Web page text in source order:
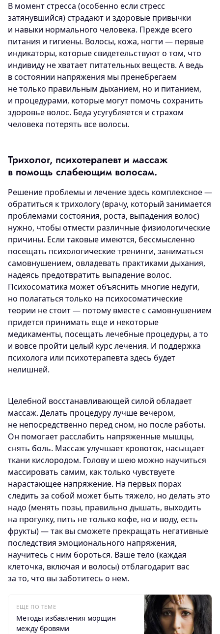
В момент стресса (особенно если стресс
затянувшийся) страдают и здоровые привычки
и навыки нормального человека. Прежде всего
питания и гигиены. Волосы, кожа, ногти — первые
индикаторы, которые свидетельствуют о том, что
индивиду не хватает питательных веществ. А ведь
в состоянии напряжения мы пренебрегаем
не только правильным дыханием, но и питанием,
и процедурами, которые могут помочь сохранить
здоровье волос. Беда усугубляется и страхом
человека потерять все волосы.
Трихолог, психотерапевт и массаж
в помощь слабеющим волосам.
Решение проблемы и лечение здесь комплексное —
обратиться к трихологу (врачу, который занимается
проблемами состояния, роста, выпадения волос)
нужно, чтобы отмести различные физиологические
причины. Если таковые имеются, бессмысленно
посещать психологические тренинги, заниматься
самовнушением, овладевать практиками дыхания,
надеясь предотвратить выпадение волос.
Психосоматика может объяснить многие недуги,
но полагаться только на психосоматические
теории не стоит — потому вместе с самовнушением
придется принимать еще и некоторые
медикаменты, посещать лечебные процедуры, а то
и вовсе пройти целый курс лечения. И поддержка
психолога или психотерапевта здесь будет
нелишней.
Целебной восстанавливающей силой обладает
массаж. Делать процедуру лучше вечером,
не непосредственно перед сном, но после работы.
Он помогает расслабить напряженные мышцы,
снять боль. Массаж улучшает кровоток, насыщает
ткани кислородом. Голову и шею можно научиться
массировать самим, как только чувствуете
нарастающее напряжение. На первых порах
следить за собой может быть тяжело, но делать это
надо (менять позы, правильно дышать, выходить
на прогулку, пить не только кофе, но и воду, есть
фрукты) — так вы сможете прекращать негативные
последствия эмоционального напряжения,
научитесь с ним бороться. Ваше тело (каждая
клеточка, включая и волосы) отблагодарит вас
за то, что вы заботитесь о нем.
ЕЩЕ ПО ТЕМЕ
Методы избавления морщин
между бровями